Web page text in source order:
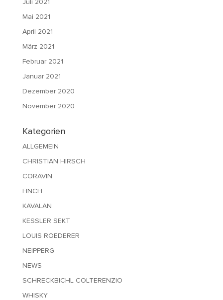
Juli 2021
Mai 2021
April 2021
März 2021
Februar 2021
Januar 2021
Dezember 2020
November 2020
Kategorien
ALLGEMEIN
CHRISTIAN HIRSCH
CORAVIN
FINCH
KAVALAN
KESSLER SEKT
LOUIS ROEDERER
NEIPPERG
NEWS
SCHRECKBICHL COLTERENZIO
WHISKY